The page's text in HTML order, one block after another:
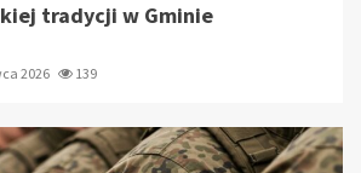
tradycji w Gminie
2026 139